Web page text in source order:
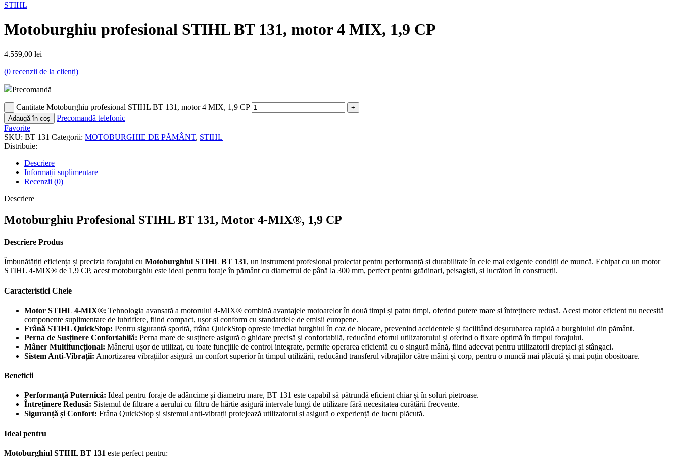
STIHL
Motoburghiu profesional STIHL BT 131, motor 4 MIX, 1,9 CP
4.559,00 lei
(0 recenzii de la clienți)
Precomandă
Cantitate Motoburghiu profesional STIHL BT 131, motor 4 MIX, 1,9 CP
Adaugă în coș
Precomandă telefonic
Favorite
SKU: BT 131 Categorii: MOTOBURGHIE DE PĂMÂNT, STIHL
Distribuie:
Descriere
Informații suplimentare
Recenzii (0)
Descriere
Motoburghiu Profesional STIHL BT 131, Motor 4-MIX®, 1,9 CP
Descriere Produs
Îmbunătățiți eficiența și precizia forajului cu Motoburghiul STIHL BT 131, un instrument profesional proiectat pentru performanță și durabilitate în cele mai exigente condiții de muncă. Echipat cu un motor
STIHL 4-MIX® de 1,9 CP, acest motoburghiu este ideal pentru foraje în pământ cu diametrul de până la 300 mm, perfect pentru grădinari, peisagiști, și lucrători în construcții.
Caracteristici Cheie
Motor STIHL 4-MIX®: Tehnologia avansată a motorului 4-MIX® combină avantajele motoarelor în două timpi și patru timpi, oferind putere mare și întreținere redusă. Acest motor eficient nu necesită
componente suplimentare de lubrifiere, fiind compact, ușor și conform cu standardele de emisii europene.
Frână STIHL QuickStop: Pentru siguranță sporită, frâna QuickStop oprește imediat burghiul în caz de blocare, prevenind accidentele și facilitând deșurubarea rapidă a burghiului din pământ.
Perna de Susținere Confortabilă: Perna mare de susținere asigură o ghidare precisă și confortabilă, reducând efortul utilizatorului și oferind o fixare optimă în timpul forajului.
Mâner Multifuncțional: Mânerul ușor de utilizat, cu toate funcțiile de control integrate, permite operarea eficientă cu o singură mână, fiind adecvat pentru utilizatorii dreptaci și stângaci.
Sistem Anti-Vibrații: Amortizarea vibrațiilor asigură un confort superior în timpul utilizării, reducând transferul vibrațiilor către mâini și corp, pentru o muncă mai plăcută și mai puțin obositoare.
Beneficii
Performanță Puternică: Ideal pentru foraje de adâncime și diametru mare, BT 131 este capabil să pătrundă eficient chiar și în soluri pietroase.
Întreținere Redusă: Sistemul de filtrare a aerului cu filtru de hârtie asigură intervale lungi de utilizare fără necesitatea curățării frecvente.
Siguranță și Confort: Frâna QuickStop și sistemul anti-vibrații protejează utilizatorul și asigură o experiență de lucru plăcută.
Ideal pentru
Motoburghiul STIHL BT 131 este perfect pentru: